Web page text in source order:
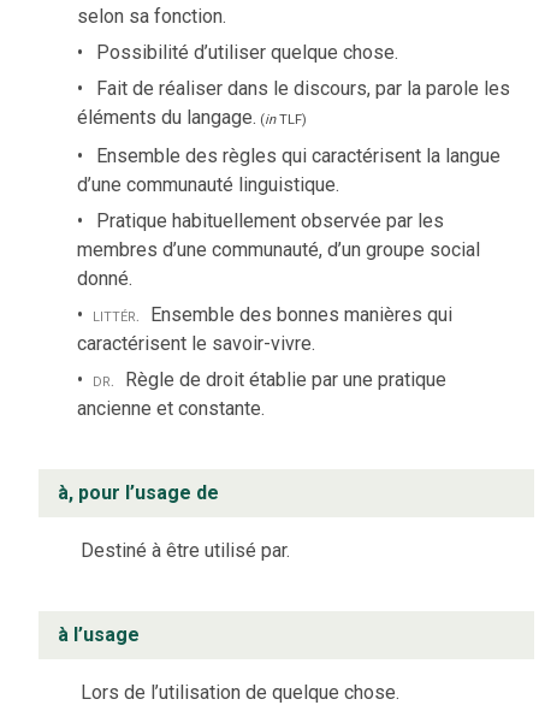
selon sa fonction.
Possibilité d’utiliser quelque chose.
Fait de réaliser dans le discours, par la parole les
éléments du langage. (inTLF)
Ensemble des règles qui caractérisent la langue
d’une communauté linguistique.
Pratique habituellement observée par les
membres d’une communauté, d’un groupe social
donné.
littér. Ensemble des bonnes manières qui
caractérisent le savoir-vivre.
dr. Règle de droit établie par une pratique
ancienne et constante.
à, pour l’usage de
Destiné à être utilisé par.
à l’usage
Lors de l’utilisation de quelque chose.